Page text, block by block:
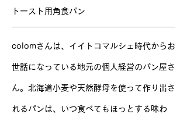
トースト用角食パン
colomさんは、イイトコマルシェ時代からお
世話になっている地元の個人経営のパン屋さ
ん。北海道小麦や天然酵母を使って作り出さ
れるパンは、いつ食べてもほっとする味わ